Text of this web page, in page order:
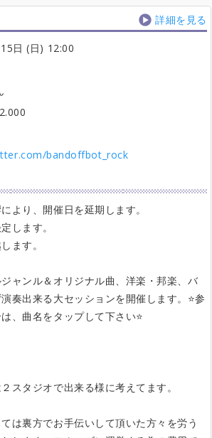
詳細を見る
日 (日) 12:00
bandoffbot_rock
より、開催日を延期します。
します。
ます。
ャンル＆オリジナル曲、洋楽・邦楽、バ
奏出来る大セッションを開催します。⭐️参
、曲名をタップして下さい⭐️
スタジオで出来る様に考えてます。
は裏方でお手伝いして頂いた方々を労う